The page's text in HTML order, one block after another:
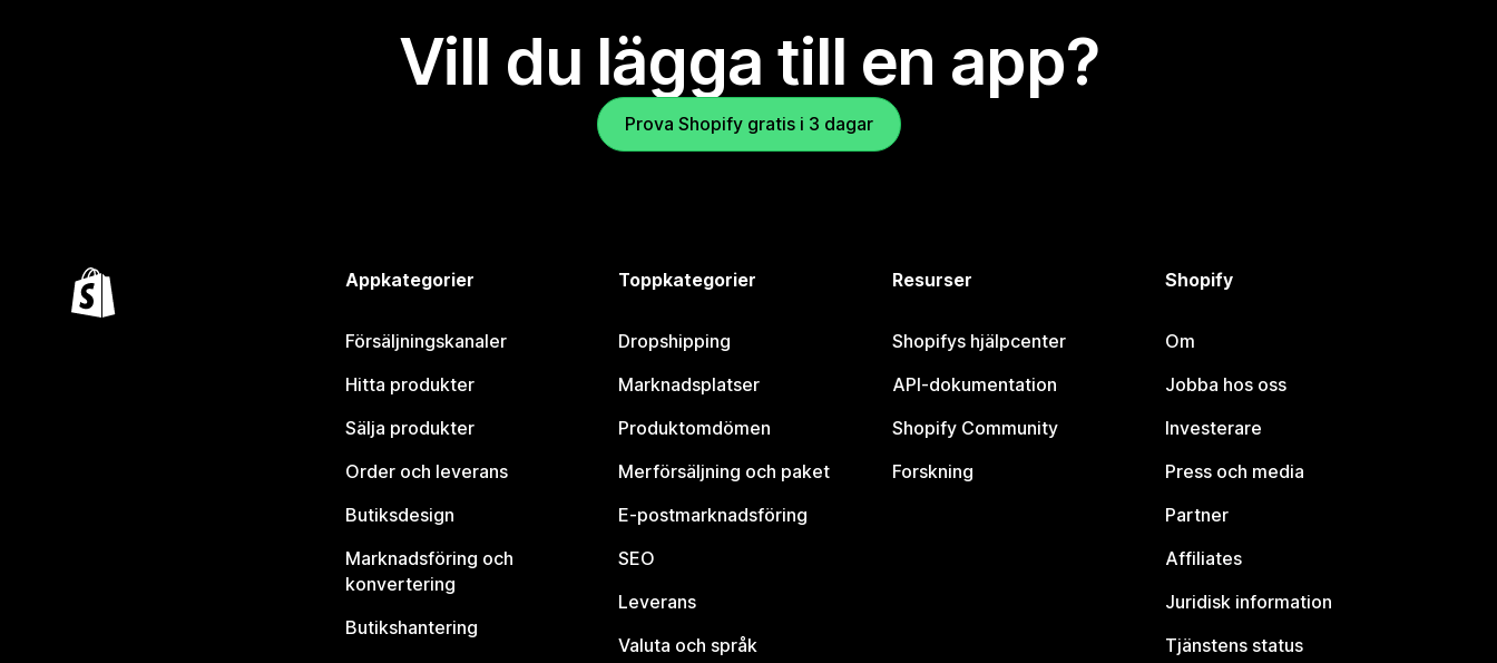
Vill du lägga till en app?
Prova Shopify gratis i 3 dagar
Appkategorier
Försäljningskanaler
Hitta produkter
Sälja produkter
Order och leverans
Butiksdesign
Marknadsföring och
konvertering
Butikshantering
Toppkategorier
Dropshipping
Marknadsplatser
Produktomdömen
Merförsäljning och paket
E-postmarknadsföring
SEO
Leverans
Valuta och språk
Resurser
Shopifys hjälpcenter
API-dokumentation
Shopify Community
Forskning
Shopify
Om
Jobba hos oss
Investerare
Press och media
Partner
Affiliates
Juridisk information
Tjänstens status